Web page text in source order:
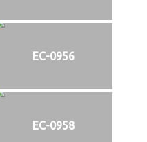
EC-0956
EC-0958